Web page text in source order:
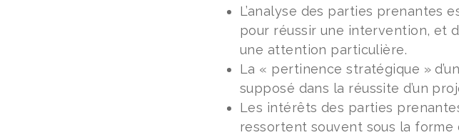
L’analyse des parties prenantes
pour réussir une intervention, et
une attention particulière.
La « pertinence stratégique »
supposé dans la réussite d’un
Les intérêts des parties
ressortent souvent sous la